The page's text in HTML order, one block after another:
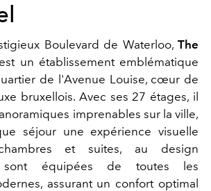
Boulevard de Waterloo, The
est un établissement emblématique
de l'Avenue Louise, cœur de
bruxellois. Avec ses 27 étages, il
imprenables sur la ville,
séjour une expérience visuelle
et suites, au design
sont équipées de toutes les
assurant un confort optimal